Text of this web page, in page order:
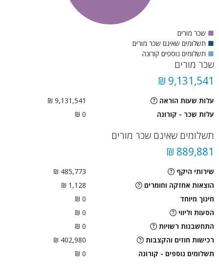
■ שכר מורים
■ תשלומים שאינם שכר מורים
■ תשלומים נוספים קורונה
שכר מורים
9,131,541 ₪
עלות שעות הוראה
9,131,541 ₪
עלות שכר - קורונה
0 ₪
תשלומים שאינם שכר מורים
889,881 ₪
שירותי היקף
485,773 ₪
הוצאות אחזקה וחומרים
1,128 ₪
חינוך מיוחד
0 ₪
הסעות וליווי
0
₪
התחשבנות רשויות
0
₪
רכישות חוזים והקצבות
402,980 ₪
תשלומים נוספים - קורונה
0 ₪